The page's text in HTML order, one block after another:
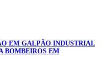
EM GALPÃO INDUSTRIAL
BOMBEIROS EM